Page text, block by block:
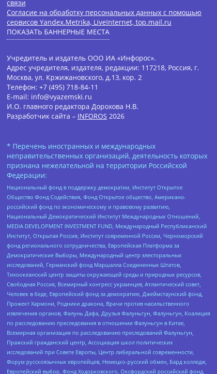
связи
Согласие на обработку персональных данных с помощью
сервисов Yandex.Metrika, LiveInternet, top.mail.ru
ПОКАЗАТЬ БАННЕРНЫЕ МЕСТА
Учредитель и издатель ООО ИА «Инфорос».
Адрес учредителя, издателя, редакции: 117218, Россия, г.
Москва, ул. Кржижановского, д.13, кор. 2
Телефон: +7 (495) 718-84-11
E-mail: info@vyazemski.ru
И.О. главного редактора Дорохова Н.В.
Разработчик сайта – INFOROS 2026
* Перечень иностранных и международных
неправительственных организаций, деятельность которых
признана нежелательной на территории Российской
Федерации:
Национальный фонд в поддержку демократии, Институт Открытое
Общество Фонд Содействия, Фонд Открытое общество, Американо-
российский фонд по экономическому и правовому развитию,
Национальный Демократический Институт Международных Отношений,
MEDIA DEVELOPMENT INVESTMENT FUND, Международный Республиканский
Институт, Открытая Россия, Институт современной России, Черноморский
фонд регионального сотрудничества, Европейская Платформа за
Демократические Выборы, Международный центр электоральных
исследований, Германский фонд Маршалла Соединенных Штатов,
Тихоокеанский центр защиты окружающей среды и природных ресурсов,
Свободная Россия, Всемирный конгресс украинцев, Атлантический совет,
Человек в беде, Европейский фонд за демократию, Джеймстаунский фонд,
Прожект Хармони, Родники дракона, Врачи против насильственного
извлечения органов, Фалунь Дафа, Друзья Фалуньгун, Фалуньгун, Коалиция
по расследованию преследования в отношении Фалуньгун в Китае,
Всемирная организация по расследованию преследований Фалуньгун,
Пражский гражданский центр, Ассоциация школ политических
исследований при Совете Европы, Центр либеральной современности,
Форум русскоязычных европейцев, Немецко-русский обмен, Бард колледж,
Европейский выбор, Фонд Ходорковского, Оксфордский российский фонд,